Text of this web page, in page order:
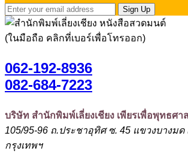
Sign Up
(ในมือถือ คลิกที่เบอร์เพื่อโทรออก)
062-192-8936
082-684-7223
บริษัท สำนักพิมพ์เลี่ยงเชียง เพียรเพื่อพุทธศา
105/95-96 ถ.ประชาอุทิศ ซ. 45 แขวงบางมด
กรุงเทพฯ